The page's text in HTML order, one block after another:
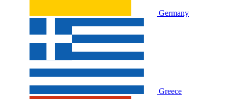
Germany
Greece